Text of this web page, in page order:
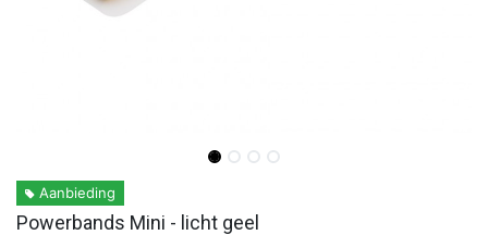
Aanbieding
Powerbands Mini - licht geel